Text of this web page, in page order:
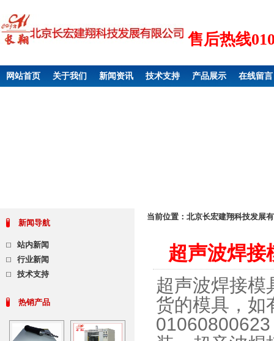
售后热线
网站首页 关于我们 新闻资讯 技术支持 产品展示 在线留言
新闻导航
站内新闻
行业新闻
技术支持
热销产品
当前位置： 北京长宏建翔科技发展
超声波焊接
超声波焊接模
货的模具，如